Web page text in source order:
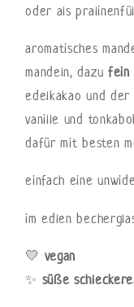
oder als
aromatisches
mandeln, dazu fein
edelkakao und
vanille und
dafür mit besten
einfach eine
im edlen
💛 vegan
✨ süße